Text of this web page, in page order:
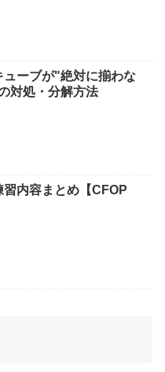
ューブが"絶対に揃わな
対処・分解方法
習内容まとめ【CFOP